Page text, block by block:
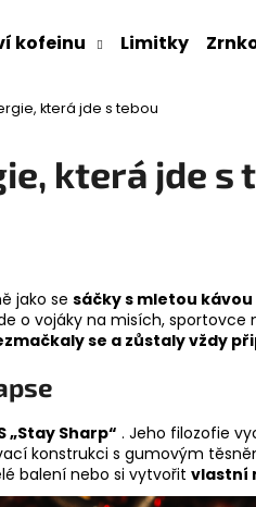
kofeinu Limitky
která jde s tebou
která jde s
jako se sáčky s mletou kávou
o vojáky na misích,
se a zůstaly vždy
„Stay Sharp“ . Jeho filozofie
konstrukci s gumovým
balení nebo si vytvořit vlastní
najít?
MOCHA